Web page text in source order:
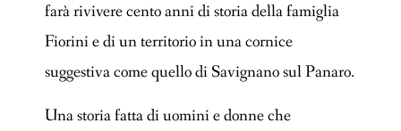
farà rivivere cento anni di storia della famiglia
Fiorini e di un territorio in una cornice
suggestiva come quello di Savignano sul Panaro.
Una storia fatta di uomini e donne che